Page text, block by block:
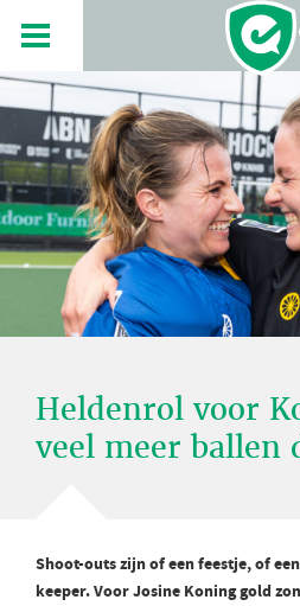
Heldenrol voor
veel meer ballen
Shoot-outs zijn of een feestje, of
keeper. Voor Josine Koning gold